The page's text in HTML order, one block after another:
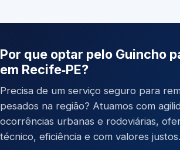
Por que optar pelo Guincho
em Recife‑PE?
Precisa de um serviço seguro para
pesados na região? Atuamos com
ocorrências urbanas e rodoviárias,
técnico, eficiência e com valores justos.